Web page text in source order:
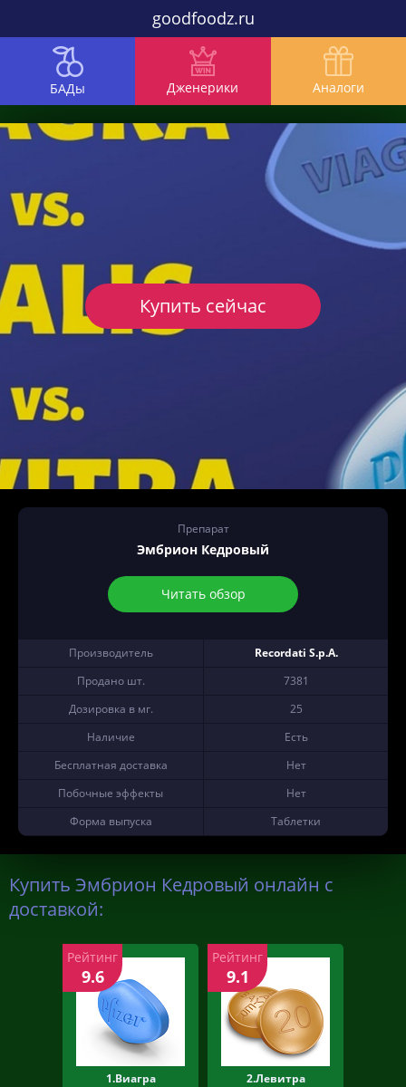
goodfoodz.ru
БАДы Дженерики Аналоги
Препарат
Эмбрион Кедровый
Читать обзор
Производитель
Recordati S.p.A.
Продано шт.
7381
Дозировка в мг.
25
Наличие
Есть
Бесплатная доставка
Нет
Побочные эффекты
Нет
Форма выпуска
Таблетки
Купить сейчас
Купить Эмбрион Кедровый онлайн с
доставкой:
1.Виагра
Рейтинг
9.6
2.Левитра
Рейтинг
9.1